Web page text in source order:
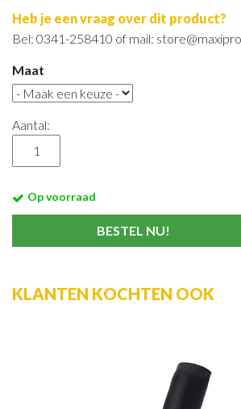
Heb je een vraag over dit product?
Bel: 0341-258410 of mail:
Maat
Aantal:
Op voorraad
KLANTEN KOCHTEN OOK